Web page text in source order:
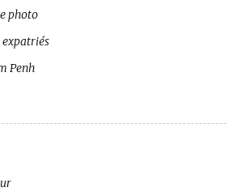
photo
expatriés
Penh